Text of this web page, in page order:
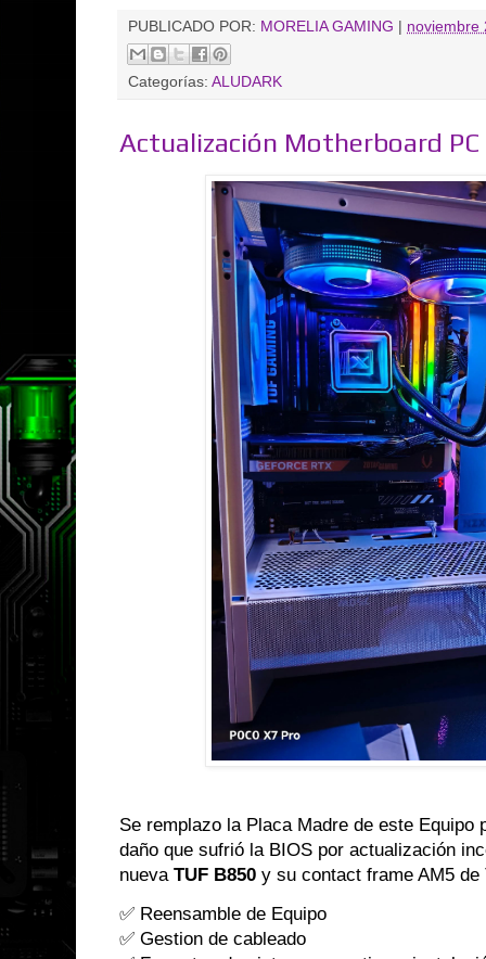
PUBLICADO POR: MORELIA GAMING | noviembre
Categorías: ALUDARK
Actualización Motherboard PC
Se remplazo la Placa Madre de este Equipo
daño que sufrió la BIOS por actualización
nueva TUF B850 y su contact frame AM5
✅ Reensamble de Equipo
✅ Gestion de cableado